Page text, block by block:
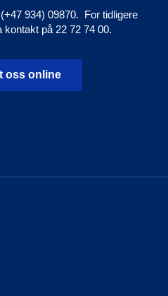
934) 09870. For tidligere
kontakt på 22 72 74 00.
oss online